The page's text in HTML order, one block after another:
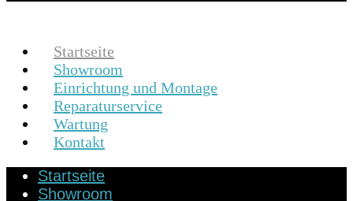
Startseite
Showroom
Einrichtung und Montage
Reparaturservice
Wartung
Kontakt
Startseite
Showroom